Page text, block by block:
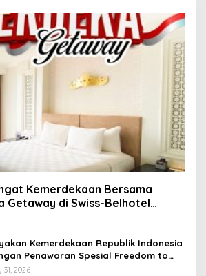
Kemerdekaan Bersama
Getaway di Swiss-Belhotel
Kemerdekaan Republik Indonesia
Penawaran Spesial Freedom to
di Holiday Inn Lampung Bukit Randu
2026